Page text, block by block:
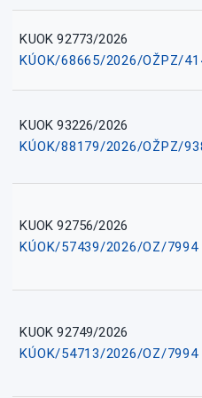
KUOK 92773/2026
KÚOK/68665/2026/OŽPZ/
KUOK 93226/2026
KÚOK/88179/2026/OŽPZ/
KUOK 92756/2026
KÚOK/57439/2026/OZ/7994
KUOK 92749/2026
KÚOK/54713/2026/OZ/7994